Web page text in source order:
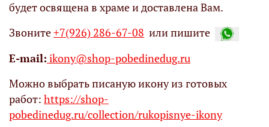
будет освящена в храме и доставлена Вам.
Звоните+7(926) 286-67-08 или пишите
Е-mail: ikony@shop-pobedinedug.ru
Можно выбрать писаную икону из готовых
работ: https://shop-
pobedinedug.ru/collection/rukopisnye-ikony